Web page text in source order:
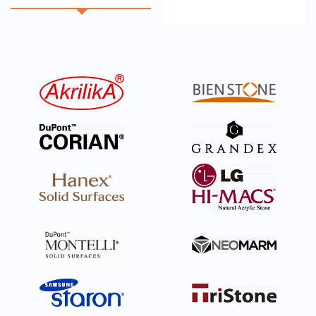
него будут воздействовать солнечные лучи, мрамор
Преимущество гранита — высокая прочность. По
этому параметре проигрывает он лишь алмазу.
Изделие из гранита — решение наиболее надежное. В
компании Hilson вы можете заказать изготовление
такой стойки из материалов разных цветов, которые
представлены в каталоге. Слюда, входящая в состав
гранита, придает ему своеобразный блеск, а
материала можно сделать по-настоящему уникальную
не требуя особенного ухода, при этом не теряя своего